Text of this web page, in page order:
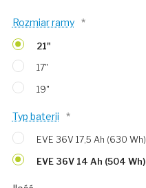
Rozmiar ramy *
21"
17"
19"
Typ baterii *
EVE 36V 17,5 Ah (630 Wh)
EVE 36V 14 Ah (504 Wh)